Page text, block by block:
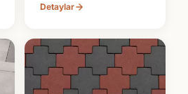
edilen beton parke taşı
Özellikle yürüyüş yolları,
bahçe alanları ve peyzaj
uygulamalarında estetik
Detaylar